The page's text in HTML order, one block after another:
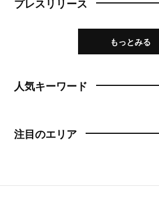
プレスリリース
もっとみる
人気キーワード
注目のエリア